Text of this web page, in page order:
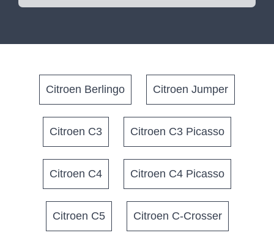
Citroen Berlingo Citroen Jumper
Citroen C3 Citroen C3 Picasso
Citroen C4 Citroen C4 Picasso
Citroen C5 Citroen C-Crosser